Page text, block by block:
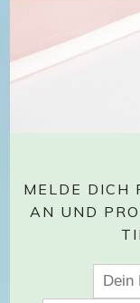
MELDE DICH
AN UND